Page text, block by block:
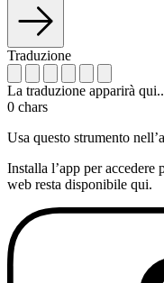
Traduzione
La traduzione apparirà
0 chars
Usa questo strumento
Installa l’app per
web resta disponibile qui.